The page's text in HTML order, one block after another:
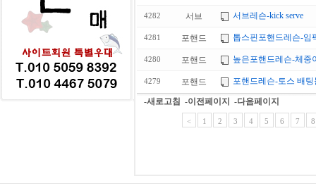
4282 서브 서브레슨-kick serve
4281 포핸드 톱스핀포핸드레슨-임
4280 포핸드 높은포핸드레슨-체중
4279 포핸드 포핸드레슨-토스 배팅
-새로고침 -이전페이지 -다음페이지
< 1 2 3 4 5 6 7 8